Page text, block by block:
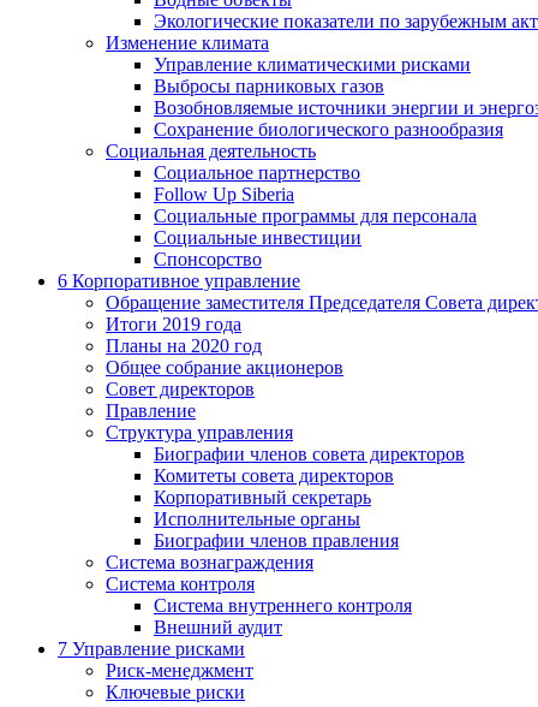
Экологические показатели по зарубежным
Изменение климата
Управление климатическими рисками
Выбросы парниковых газов
Возобновляемые источники энергии и
Сохранение биологического разнообразия
Социальная деятельность
Социальное партнерство
Follow Up Siberia
Социальные программы для персонала
Социальные инвестиции
Спонсорство
6 Корпоративное управление
Обращение заместителя Председателя Совета
Итоги 2019 года
Планы на 2020 год
Общее собрание акционеров
Совет директоров
Правление
Структура управления
Биографии членов совета директоров
Комитеты совета директоров
Корпоративный секретарь
Исполнительные органы
Биографии членов правления
Система вознаграждения
Система контроля
Система внутреннего контроля
Внешний аудит
7 Управление рисками
Риск-менеджмент
Ключевые риски